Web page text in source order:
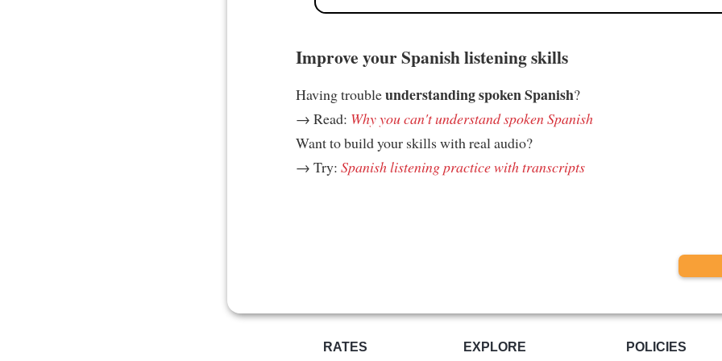
Improve your Spanish listening skills
Having troubleunderstanding spoken Spanish?
→ Read: Why you can't understand spoken Spanish
Want to build your skills with real audio?
→ Try: Spanish listening practice with transcripts
RATES EXPLORE POLICIES